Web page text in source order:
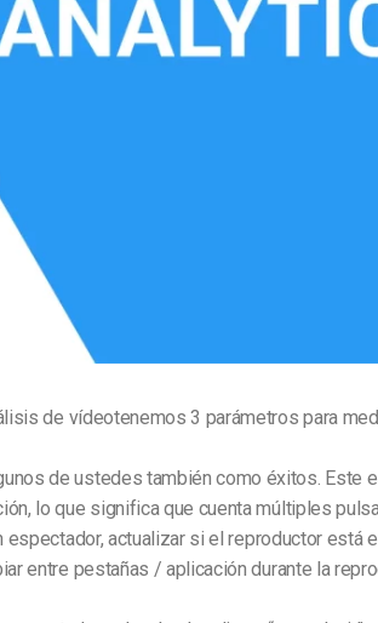
de Video
de Radio y Televisión
de vídeotenemos 3 parámetros para
de ustedes también como éxitos. Este
lo que significa que cuenta múltiples
espectador, actualizar si el reproductor está
entre pestañas / aplicación durante la